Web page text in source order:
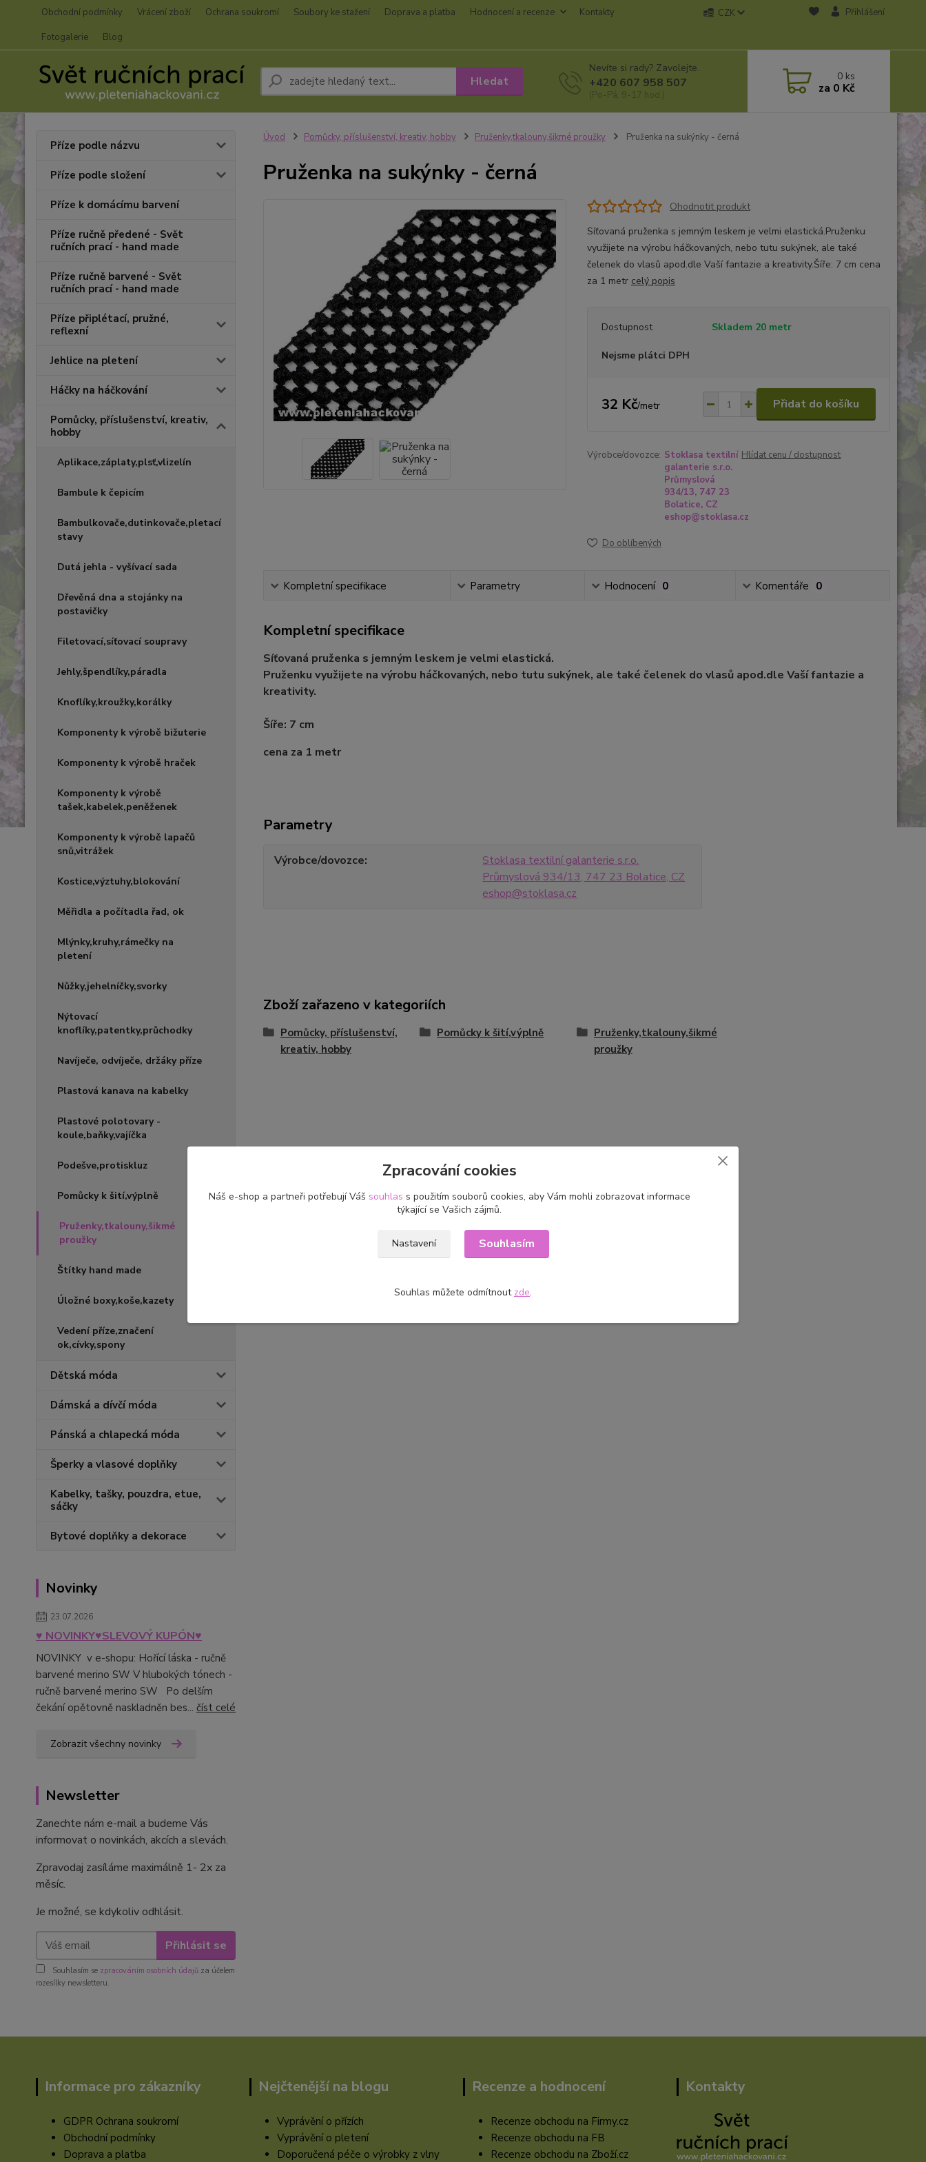
Obchodní podmínky Vrácení zboží Ochrana soukromí Soubory ke stažení Doprava a platba Hodnocení a recenze
Kontakty
Fotogalerie
Blog
CZK Přihlášení
Hledat
Nevíte si rady? Zavolejte.
+420 607 958 507
(Po-Pá, 9-17 hod.)
0 ks
za 0 Kč
Příze podle názvu
Příze podle složení
Příze k domácímu barvení
Příze ručně předené - Svět
ručních prací - hand made
Příze ručně barvené - Svět
ručních prací - hand made
Příze připlétací, pružné,
reflexní
Jehlice na pletení
Háčky na háčkování
Pomůcky, příslušenství, kreativ,
hobby
Aplikace,záplaty,plsť,vlizelín
Bambule k čepicím
Bambulkovače,dutinkovače,pletací
stavy
Dutá jehla - vyšívací sada
Dřevěná dna a stojánky na
postavičky
Filetovací,síťovací soupravy
Jehly,špendlíky,páradla
Knoflíky,kroužky,korálky
Komponenty k výrobě bižuterie
Komponenty k výrobě hraček
Komponenty k výrobě
tašek,kabelek,peněženek
Komponenty k výrobě lapačů
snů,vitrážek
Kostice,výztuhy,blokování
Měřidla a počítadla řad, ok
Mlýnky,kruhy,rámečky na
pletení
Nůžky,jehelníčky,svorky
Nýtovací
knoflíky,patentky,průchodky
Navíječe, odvíječe, držáky příze
Plastová kanava na kabelky
Plastové polotovary -
koule,baňky,vajíčka
Podešve,protiskluz
Pomůcky k šití,výplně
Pruženky,tkalouny,šikmé
proužky
Štítky hand made
Úložné boxy,koše,kazety
Vedení příze,značení
ok,cívky,spony
Dětská móda
Dámská a dívčí móda
Pánská a chlapecká móda
Šperky a vlasové doplňky
Kabelky, tašky, pouzdra, etue,
sáčky
Bytové doplňky a dekorace
Novinky
23.07.2026
♥ NOVINKY♥SLEVOVÝ KUPÓN♥
NOVINKY v e-shopu: Hořící láska - ručně
barvené merino SW V hlubokých tónech -
ručně barvené merino SW Po delším
čekání opětovně naskladněn bes... číst celé
Zobrazit všechny novinky
Newsletter
Zanechte nám e-mail a budeme Vás
informovat o novinkách, akcích a slevách.
Zpravodaj zasíláme maximálně 1- 2x za
měsíc.
Je možné, se kdykoliv odhlásit.
Přihlásit se
Souhlasím se zpracováním osobních údajů za účelem
rozesílky newsletteru.
Úvod Pomůcky, příslušenství, kreativ, hobby Pruženky,tkalouny,šikmé proužky Pruženka na sukýnky - černá
Pruženka na sukýnky - černá
Ohodnotit produkt
Síťovaná pruženka s jemným leskem je velmi elastická.Pruženku
využijete na výrobu háčkovaných, nebo tutu sukýnek, ale také
čelenek do vlasů apod.dle Vaší fantazie a kreativity.Šíře: 7 cm cena
za 1 metr celý popis
Dostupnost Skladem 20 metr
Nejsme plátci DPH
32 Kč/metr Přidat do košíku
Výrobce/dovozce: Stoklasa textilní
galanterie s.r.o.
Průmyslová
934/13, 747 23
Bolatice, CZ
eshop@stoklasa.cz
Hlídat cenu / dostupnost
Do oblíbených
Kompletní specifikace Parametry Hodnocení 0 Komentáře 0
Kompletní specifikace
Síťovaná pruženka s jemným leskem je velmi elastická.
Pruženku využijete na výrobu háčkovaných, nebo tutu sukýnek, ale také čelenek do vlasů apod.dle Vaší fantazie a
kreativity.
Šíře: 7 cm
cena za 1 metr
Parametry
Výrobce/dovozce
Stoklasa textilní galanterie s.r.o.
Průmyslová 934/13, 747 23 Bolatice, CZ
eshop@stoklasa.cz
Zboží zařazeno v kategoriích
Pomůcky, příslušenství,
kreativ, hobby
Pomůcky k šití,výplně
Pruženky,tkalouny,šikmé
proužky
Informace pro zákazníky
GDPR Ochrana soukromí
Obchodní podmínky
Doprava a platba
Nejčtenější na blogu
Vyprávění o přízích
Vyprávění o pletení
Doporučená péče o výrobky z vlny
Recenze a hodnocení
Recenze obchodu na Firmy.cz
Recenze obchodu na FB
Recenze obchodu na Zboží.cz
Kontakty
Zpracování cookies
Náš e-shop a partneři potřebují Váš souhlas s použitím souborů cookies, aby Vám mohli zobrazovat informace
týkající se Vašich zájmů.
Nastavení Souhlasím
Souhlas můžete odmítnout zde.